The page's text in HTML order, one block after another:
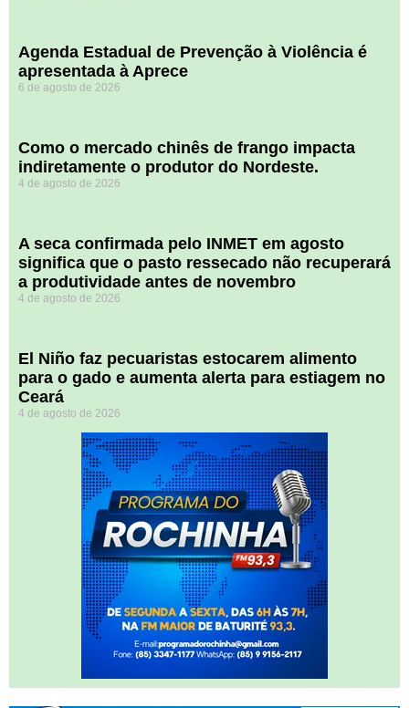
Agenda Estadual de Prevenção à Violência é
apresentada à Aprece
6 de agosto de 2026
​Como o mercado chinês de frango impacta
indiretamente o produtor do Nordeste.
4 de agosto de 2026
A seca confirmada pelo INMET em agosto
significa que o pasto ressecado não recuperará
a produtividade antes de novembro
4 de agosto de 2026
El Niño faz pecuaristas estocarem alimento
para o gado e aumenta alerta para estiagem no
Ceará
4 de agosto de 2026